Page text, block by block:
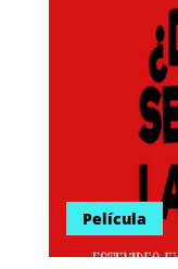
Película